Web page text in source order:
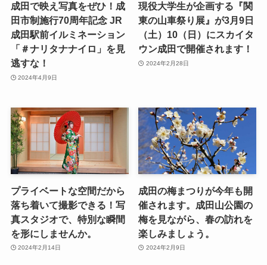
成田で映え写真をぜひ！成
田市制施行70周年記念 JR
成田駅前イルミネーション
「＃ナリタナナイロ」を見
逃すな！
2024年4月9日
現役大学生が企画する『関
東の山車祭り展』が3月9日
（土）10（日）にスカイタ
ウン成田で開催されます！
2024年2月28日
プライベートな空間だから
落ち着いて撮影できる！写
真スタジオで、特別な瞬間
を形にしませんか。
2024年2月14日
成田の梅まつりが今年も開
催されます。成田山公園の
梅を見ながら、春の訪れを
楽しみましょう。
2024年2月9日